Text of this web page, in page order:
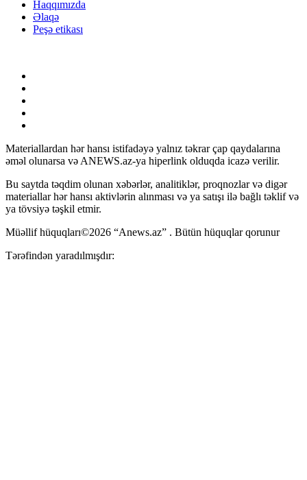
Haqqımızda
Əlaqə
Peşə etikası
Materiallardan hər hansı istifadəyə yalnız təkrar çap qaydalarına
əməl olunarsa və ANEWS.az-ya hiperlink olduqda icazə verilir.
Bu saytda təqdim olunan xəbərlər, analitiklər, proqnozlar və digər
materiallar hər hansı aktivlərin alınması və ya satışı ilə bağlı təklif və
ya tövsiyə təşkil etmir.
Müəllif hüquqları©2026 “Anews.az” . Bütün hüquqlar qorunur
Tərəfindən yaradılmışdır: